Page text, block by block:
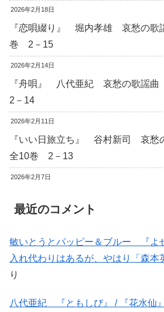
2026年2月18日
『恋唄綴り』 堀内孝雄 哀愁の
巻 2－15
2026年2月14日
『舟唄』 八代亜紀 哀愁の歌謡
2－14
2026年2月11日
『いい日旅立ち』 谷村新司 哀愁
全10巻 2－13
2026年2月7日
最近のコメント
敏いとうとパッピー＆ブルー 『
入れ代わりはあるが、やはり「森本
り
八代亜紀 『ともしび』 / 『花水仙